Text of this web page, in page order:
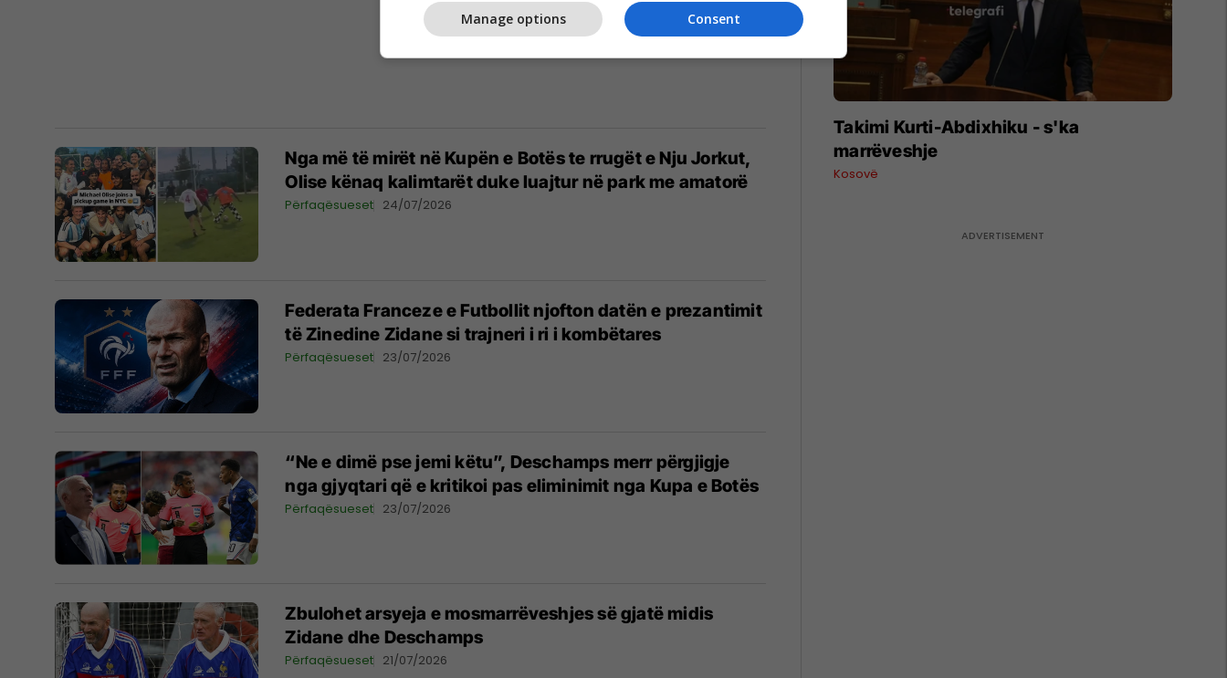
Nga më të mirët në Kupën e Botës te rrugët e Nju Jorkut,
Olise kënaq kalimtarët duke luajtur në park me amatorë
Përfaqësueset 24/07/2026
Federata Franceze e Futbollit njofton datën e prezantimit
të Zinedine Zidane si trajneri i ri i kombëtares
Përfaqësueset 23/07/2026
“Ne e dimë pse jemi këtu”, Deschamps merr përgjigje
nga gjyqtari që e kritikoi pas eliminimit nga Kupa e Botës
Përfaqësueset 23/07/2026
Zbulohet arsyeja e mosmarrëveshjes së gjatë midis
Zidane dhe Deschamps
Përfaqësueset 21/07/2026
Takimi Kurti-Abdixhiku - s'ka
marrëveshje
Kosovë
Consent
Manage options